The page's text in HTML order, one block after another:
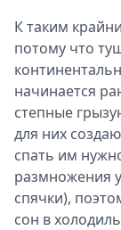
К таким
потому что
начинается
степные
для них
спать им
размножения
спячки),
сон в